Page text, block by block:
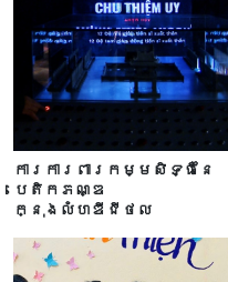
ការការពារកម្មសិទ្ធិនៃ
បេតិកភណ្ឌ
ក្នុងលំហឌីជីថល